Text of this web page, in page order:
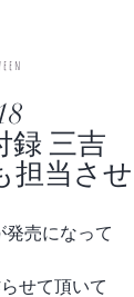
録 三吉
担当させ
発売になって
せて頂いて